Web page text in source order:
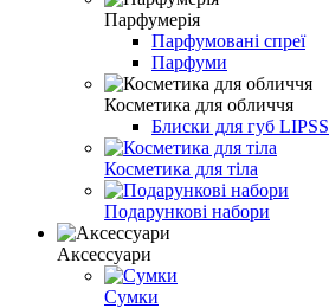
Парфумерія
Парфумовані спреї
Парфуми
Косметика для обличчя
Блиски для губ LIPSS
Косметика для тіла
Подарункові набори
Аксессуари
Сумки